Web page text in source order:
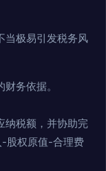
当极易引发税务风
务依据。
纳税额，并协助完
-股权原值-合理费